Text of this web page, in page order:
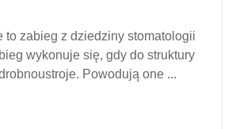
wykonywania
leczenia
to zabieg z dziedziny stomatologii
wykonuje się, gdy do struktury
Powodują one ...